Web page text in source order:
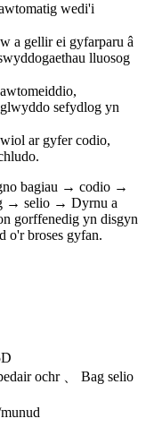
wedi'i
a gellir ei gyfarparu â
lluosog
sefydlog yn
ar gyfer codio,
bagiau → codio →
→ selio → Dyrnu a
gorffenedig yn disgyn
o'r broses gyfan.
ochr 、 Bag selio